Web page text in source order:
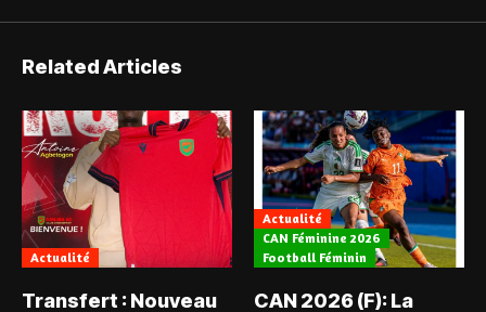
Related Articles
Actualité
Transfert : Nouveau
Actualité
CAN Féminine 2026
Football Féminin
CAN 2026 (F): La